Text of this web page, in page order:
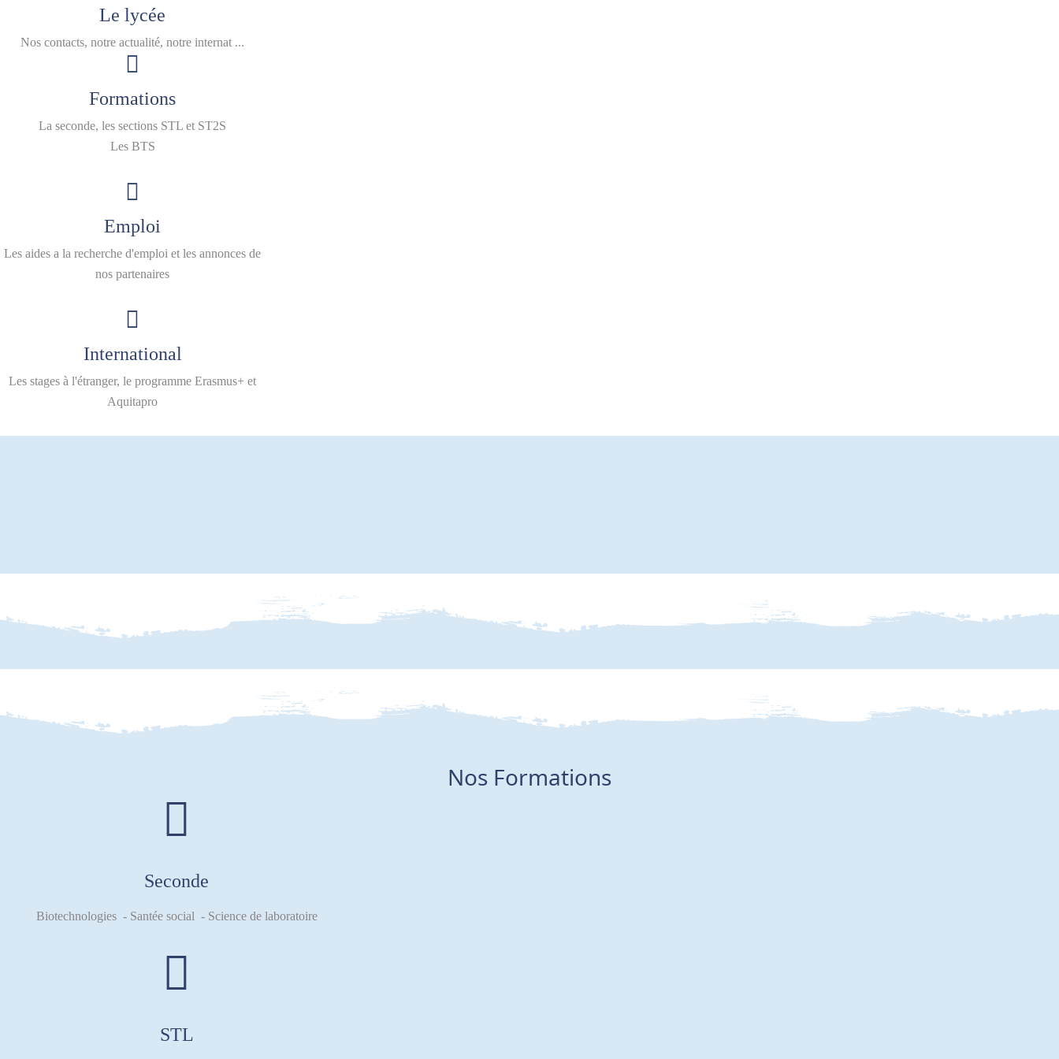
Le lycée
Nos contacts, notre actualité, notre internat ...
Formations
La seconde, les sections STL et ST2S
Les BTS
Emploi
Les aides a la recherche d'emploi et les annonces de
nos partenaires
International
Les stages à l'étranger, le programme Erasmus+ et
Aquitapro
Nos Formations
Seconde
Biotechnologies - Santée social - Science de laboratoire
STL